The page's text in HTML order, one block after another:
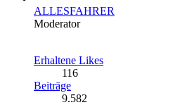
ALLESFAHRER
Moderator
Erhaltene Likes
116
Beiträge
9.582